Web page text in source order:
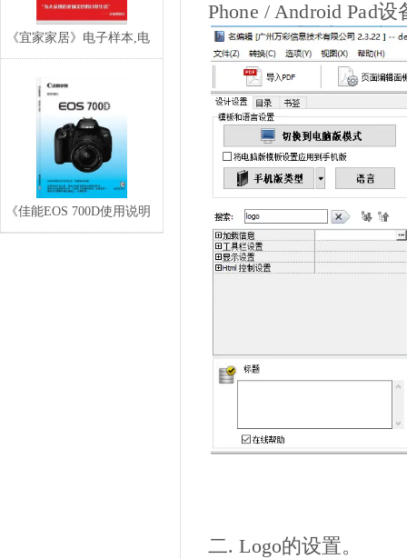
《宜家家居》电子样本,电
《佳能EOS 700D使用说明
Phone / Android Pad
二. Logo的设置。